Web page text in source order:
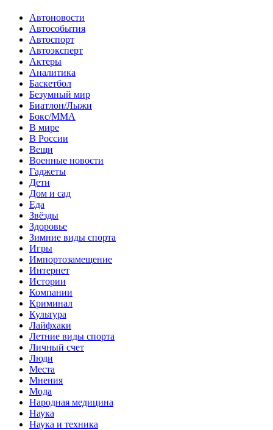
Автоновости
Автособытия
Автоспорт
Автоэксперт
Актеры
Аналитика
Баскетбол
Безумный мир
Биатлон/Лыжи
Бокс/MMA
В мире
В России
Вещи
Военные новости
Гаджеты
Дети
Дом и сад
Еда
Звёзды
Здоровье
Зимние виды спорта
Игры
Импортозамещение
Интернет
Истории
Компании
Криминал
Культура
Лайфхаки
Летние виды спорта
Личный счет
Люди
Места
Мнения
Мода
Народная медицина
Наука
Наука и техника